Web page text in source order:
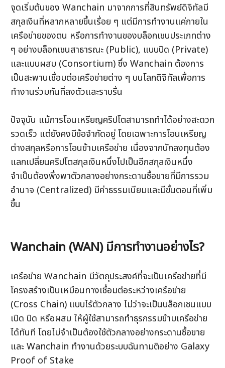
จุดเริ่มต้นของ Wanchain มาจากการที่สินทรัพย์ดิจิทัลมี
สกุลเงินที่หลากหลายขึ้นเรื่อย ๆ แต่มีการทำงานแค่ภายใน
เครือข่ายของตน หรือการทำงานของบล็อกเชนประเภทต่าง
ๆ อย่างบล็อกเชนสาธารณะ (Public), แบบปิด (Private)
และแบบผสม (Consortium) ซึ่ง Wanchain ต้องการ
เป็นสะพานเชื่อมต่อเครือข่ายต่าง ๆ บนโลกดิจิทัลเพื่อการ
ทำงานร่วมกันที่ลงตัวและราบรื่น
ปัจจุบัน แม้การโอนเหรียญคริปโตสามารถทำได้อย่างสะดวก
รวดเร็ว แต่ยังคงมีข้อจำกัดอยู่ โดยเฉพาะการโอนเหรียญ
ต่างสกุลหรือการโอนข้ามเครือข่าย เนื่องจากนักลงทุนต้อง
แลกเปลี่ยนคริปโตสกุลเงินหนึ่งไปเป็นอีกสกุลเงินหนึ่ง
จำเป็นต้องพึ่งพาตัวกลางอย่างกระดานซื้อขายที่มีการรวม
อำนาจ (Centralized) มีค่าธรรมเนียมและมีขั้นตอนที่เพิ่ม
ขึ้น
Wanchain (WAN) มีการทำงานอย่างไร?
เครือข่าย Wanchain มีวัตถุประสงค์ที่จะเป็นเครือข่ายที่มี
โครงสร้างเป็นเหมือนทางเชื่อมต่อระหว่างเครือข่าย
(Cross Chain) แบบไร้ตัวกลาง ไม่ว่าจะเป็นบล็อกเชนแบบ
เปิด ปิด หรือผสม ให้ผู้ใช้สามารถทำธุรกรรมข้ามเครือข่าย
ได้ทันที โดยไม่จำเป็นต้องใช้ตัวกลางอย่างกระดานซื้อขาย
และ Wanchain ทำงานด้วยระบบฉันทามติอย่าง Galaxy
Proof of Stake